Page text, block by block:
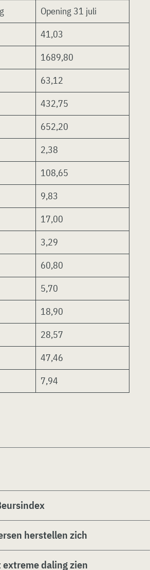
Opening 31 juli
41,03
1689,80
63,12
432,75
652,20
2,38
108,65
9,83
17,00
3,29
60,80
5,70
18,90
28,57
47,46
7,94
herstellen zich
daling zien